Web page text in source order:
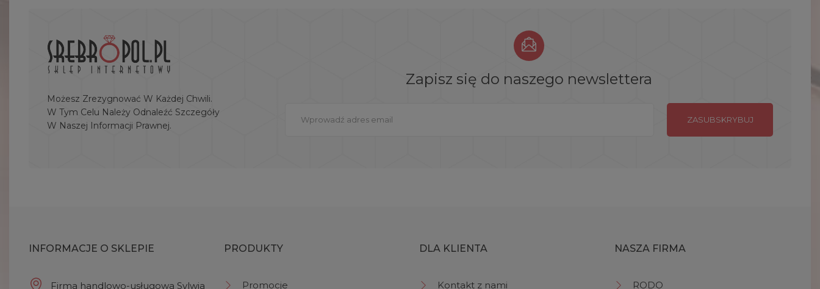
Możesz Zrezygnować W Każdej Chwili.
W Tym Celu Należy Odnaleźć Szczegóły
W Naszej Informacji Prawnej.
Zapisz się do naszego newslettera
INFORMACJE O SKLEPIE
Firma handlowo-usługowa Sylwia
PRODUKTY
Promocje
DLA KLIENTA
Kontakt z nami
NASZA FIRMA
RODO